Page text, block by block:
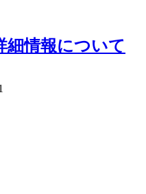
細情報について